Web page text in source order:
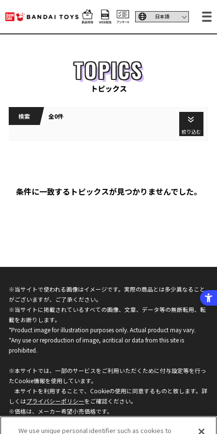
TOPICS
トピックス
検索 全0件
絞り込む
条件に一致するトピックスが見つかりませんでした。
※当サイトで使われる画像はイメージです。実際の商品とは多少異なること
がございますが、ご了承ください。
※当サイトに掲載されているすべての画像、文章、データ等の無断転用、転
載をお断りします。
*Product image for illustration purposes only. Actual product may vary.
*Any use or reproduction of image, acritical or data from this site is
prohibited.
※本サイトでは、一部のサービスをご利用いただくために付与設定等を行っ
たCookie情報を使用しています。
本サイトを利用することで、Cookieの使用に同意するものと致します。詳
しくはプライバシーポリシーをご確認ください。
※価格は、メーカー希望小売価格です。
ざいますのでご了承ください。
We use unique personal identifier such as cookies to